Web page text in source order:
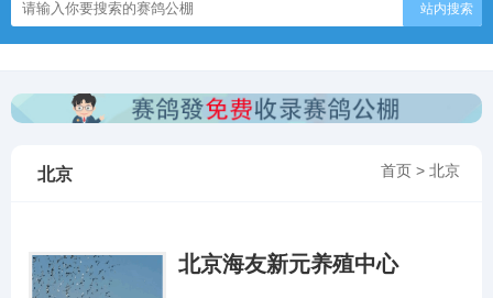
站内搜索
首页 > 北京
北京
北京海友新元养殖中心